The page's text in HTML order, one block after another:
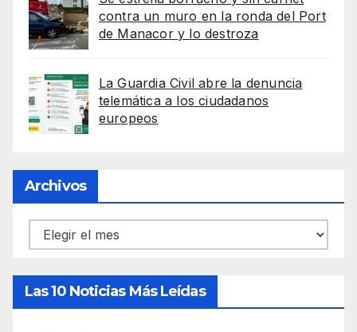
contra un muro en la ronda del Port
de Manacor y lo destroza
La Guardia Civil abre la denuncia
telemática a los ciudadanos
europeos
Archivos
Archivos
Las 10 Noticias Más Leídas